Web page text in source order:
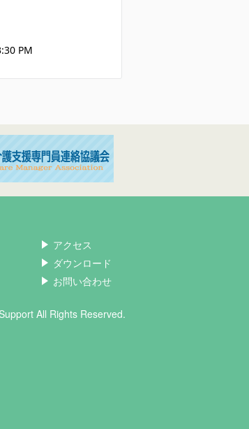
PM
アクセス
ダウンロード
お問い合わせ
All Rights Reserved.